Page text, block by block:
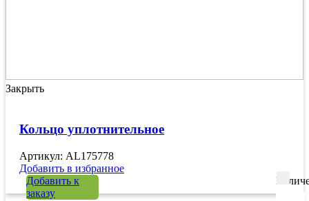
Закрыть
Кольцо уплотнительное
Артикул: AL175778
Добавить в избранное
Добавить к
заказу